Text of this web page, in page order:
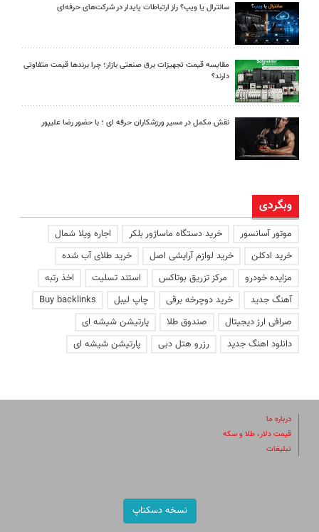
سانترال یا ویپ؟ راز ارتباطات پایدار در شرکت‌های حرفه‌ای
مقایسه قیمت تجهیزات برق صنعتی بازار؛ چرا برندها قیمت متفاوتی
دارند؟
نقش مکمل در مسیر ورزشکاران حرفه ای ؛ با حضور رضا علیپور
وبگردی
موتور آسانسور خرید دستگاه ماساژور بلکر
اجاره ویلا شمال
خرید ادکلن
خرید لوازم آرایشی اصل
خرید طلای آب شده
مزایده خودرو
مرکز تزریق بوتاکس استند تسلیت
اخذ رتبه
آهنگ جدید
خرید دوچرخه برقی چاپ لیبل
Buy backlinks
صرافی ارز دیجیتال
صندوق طلا
پارتیشن شیشه ای
دانلود اهنگ جدید
رزرو هتل دبی پارتیشن شیشه ای
درباره ما
قیمت دلار، طلا و سکه
تبلیغات
نسخه دسکتاپ